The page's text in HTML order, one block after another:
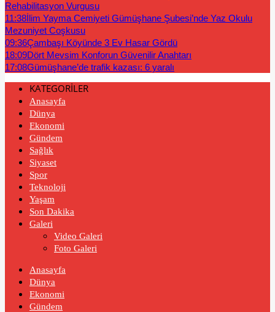
Rehabilitasyon Vurgusu
11:38İlim Yayma Cemiyeti Gümüşhane Şubesi’nde Yaz Okulu
Mezuniyet Coşkusu
09:36Çambaşı Köyünde 3 Ev Hasar Gördü
18:09Dört Mevsim Konforun Güvenilir Anahtarı
17:08Gümüşhane’de trafik kazası: 6 yaralı
KATEGORİLER
Anasayfa
Dünya
Ekonomi
Gündem
Sağlık
Siyaset
Spor
Teknoloji
Yaşam
Son Dakika
Galeri
Video Galeri
Foto Galeri
Anasayfa
Dünya
Ekonomi
Gündem